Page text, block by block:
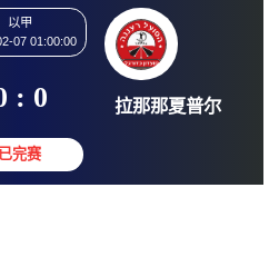
2026-02-07 01:00:00
0 : 0